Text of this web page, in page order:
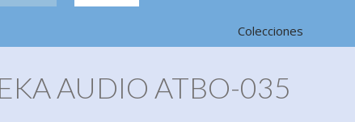
Colecciones
AUDIO ATBO-035